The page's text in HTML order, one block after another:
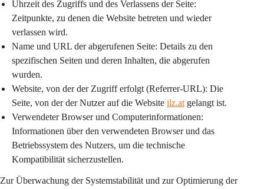
Uhrzeit des Zugriffs und des Verlassens der Seite:
Zeitpunkte, zu denen die Website betreten und wieder
verlassen wird.
Name und URL der abgerufenen Seite: Details zu den
spezifischen Seiten und deren Inhalten, die abgerufen
wurden.
Website, von der der Zugriff erfolgt (Referrer-URL): Die
Seite, von der der Nutzer auf die Website ilz.at gelangt ist.
Verwendeter Browser und Computerinformationen:
Informationen über den verwendeten Browser und das
Betriebssystem des Nutzers, um die technische
Kompatibilität sicherzustellen.
Zur Überwachung der Systemstabilität und zur Optimierung der